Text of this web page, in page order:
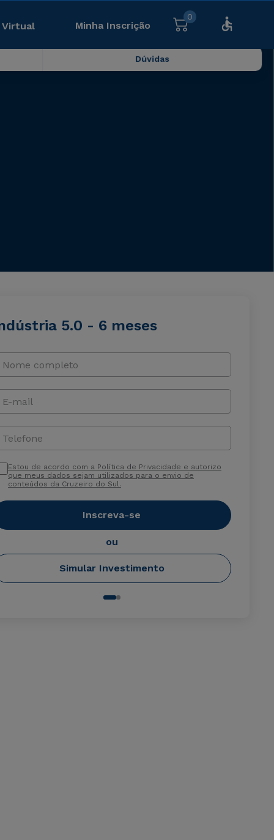
Virtual Minha Inscrição
0
Dúvidas
5.0 - 6 meses
Nome completo
E-mail
Telefone
Estou de acordo com a Política de Privacidade e autorizo
que meus dados sejam utilizados para o envio de
conteúdos da Cruzeiro do Sul.
Inscreva-se
ou
Simular Investimento